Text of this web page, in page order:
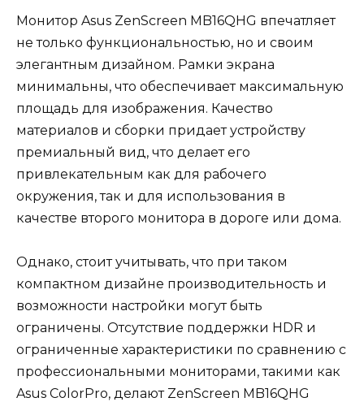
Монитор Asus ZenScreen MB16QHG впечатляет
не только функциональностью, но и своим
элегантным дизайном. Рамки экрана
минимальны, что обеспечивает максимальную
площадь для изображения. Качество
материалов и сборки придает устройству
премиальный вид, что делает его
привлекательным как для рабочего
окружения, так и для использования в
качестве второго монитора в дороге или дома.
Однако, стоит учитывать, что при таком
компактном дизайне производительность и
возможности настройки могут быть
ограничены. Отсутствие поддержки HDR и
ограниченные характеристики по сравнению с
профессиональными мониторами, такими как
Asus ColorPro, делают ZenScreen MB16QHG